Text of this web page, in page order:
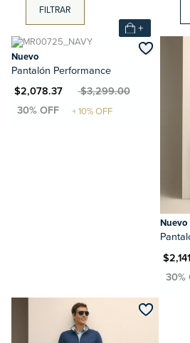
FILTRAR
+
Nuevo
Pantalón Performance
$2,078.37MXN $3,299.00
Nuevo
MXN